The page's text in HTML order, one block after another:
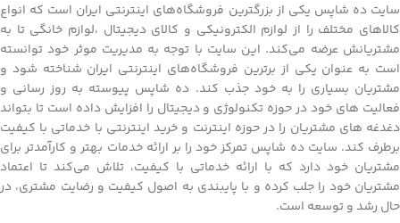
سایت ده شاپس یکی از بزرگترین فروشگاه‌های اینترنتی ایران است که انواع
کالاهای مختلف را از لوازم الکترونیکی و کالای دیجیتال ،لوازم خانگی تا به
مشتریانش عرضه می‌کند. این سایت با توجه به مدیریت موثر خود توانسته
است به عنوان یکی از برترین فروشگاه‌های اینترنتی ایران شناخته شود و
مشتریان بسیاری را به خود جذب کند. ده شاپس پیوسته به روز رسانی و
فعالیت های خود در حوزه تکنولوژی و دیجیتال را افزایش داده است تا بتواند
دغدغه های مشتریان را در حوزه اینترنت و خرید اینترنتی با خدماتی با کیفیت
برطرف کند. سایت ده شاپس تمرکز خود را بر ارائه خدمات بهتر و کارآمدتر برای
مشتریان خود دارد که با ارائه خدماتی با کیفیت، تلاش می‌کند تا اعتماد
مشتریان خود را جلب کرده و با پایبندی به اصول کیفیت و رضایت مشتری، در
حال رشد و توسعه است.